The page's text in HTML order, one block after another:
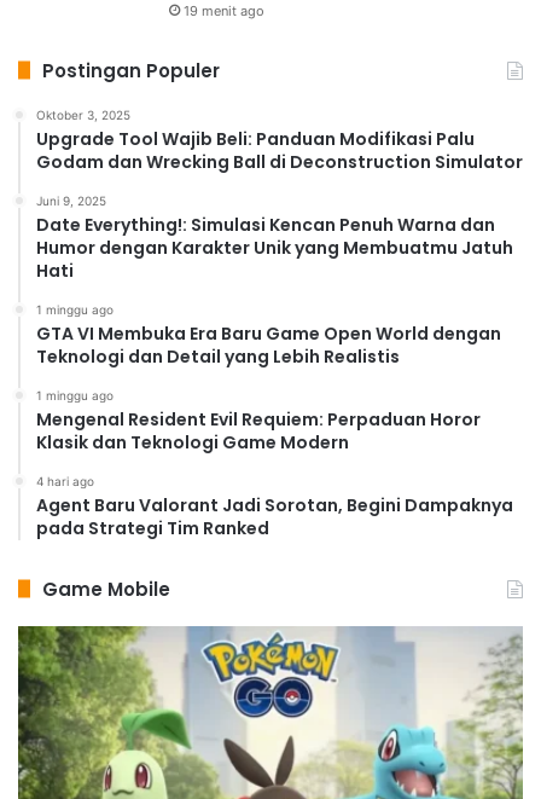
19 menit ago
Postingan Populer
Oktober 3, 2025
Upgrade Tool Wajib Beli: Panduan Modifikasi Palu
Godam dan Wrecking Ball di Deconstruction Simulator
Juni 9, 2025
Date Everything!: Simulasi Kencan Penuh Warna dan
Humor dengan Karakter Unik yang Membuatmu Jatuh
Hati
1 minggu ago
GTA VI Membuka Era Baru Game Open World dengan
Teknologi dan Detail yang Lebih Realistis
1 minggu ago
Mengenal Resident Evil Requiem: Perpaduan Horor
Klasik dan Teknologi Game Modern
4 hari ago
Agent Baru Valorant Jadi Sorotan, Begini Dampaknya
pada Strategi Tim Ranked
Game Mobile